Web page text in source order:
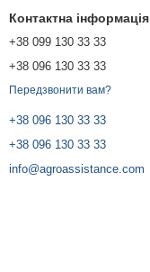
Контактна інформація
+38 099 130 33 33
+38 096 130 33 33
Передзвонити вам?
+38 096 130 33 33
+38 096 130 33 33
info@agroassistance.com